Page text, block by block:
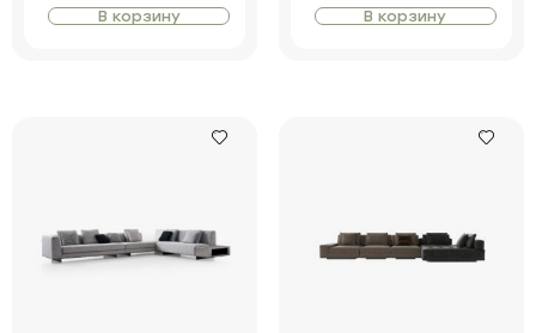
В корзину В корзину